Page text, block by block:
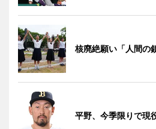
核廃絶願い「人間の
平野、今季限りで